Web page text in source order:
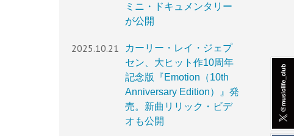
ミニ・ドキュメンタリー
が公開
2025.10.21
カーリー・レイ・ジェプ
セン、大ヒット作10周年
記念版『Emotion（10th
Anniversary Edition）』発
売。新曲リリック・ビデ
オも公開